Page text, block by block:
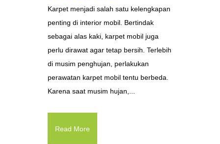
Karpet menjadi salah satu kelengkapan
penting di interior mobil. Bertindak
sebagai alas kaki, karpet mobil juga
perlu dirawat agar tetap bersih. Terlebih
di musim penghujan, perlakukan
perawatan karpet mobil tentu berbeda.
Karena saat musim hujan,...
Read More